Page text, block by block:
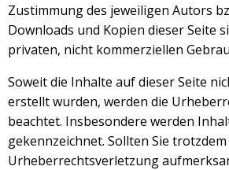
Zustimmung des jeweiligen Autors
Downloads und Kopien dieser Seite
privaten, nicht kommerziellen
Soweit die Inhalte auf dieser Seite
erstellt wurden, werden die
beachtet. Insbesondere werden
gekennzeichnet. Sollten Sie
Urheberrechtsverletzung